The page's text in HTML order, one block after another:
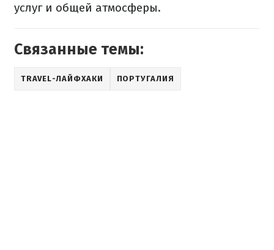
услуг и общей атмосферы.
Связанные темы:
TRAVEL-ЛАЙФХАКИ ПОРТУГАЛИЯ